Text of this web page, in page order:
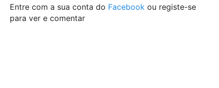
Entre com a sua conta do Facebook ou registe-se
para ver e comentar